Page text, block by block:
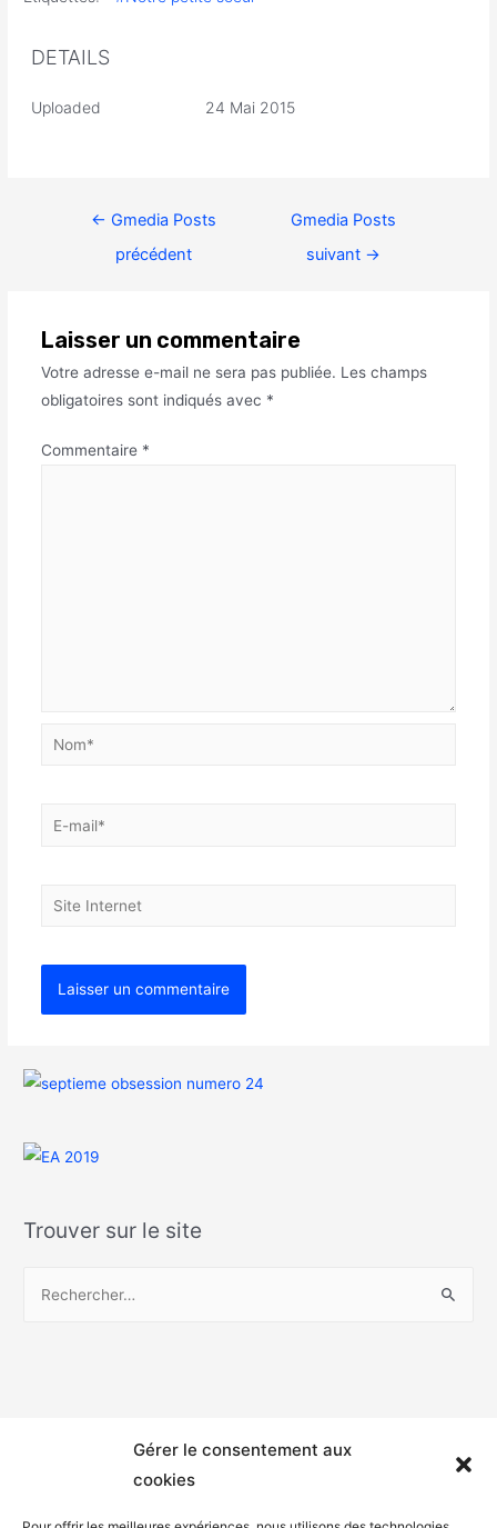
Gérer le consentement aux
cookies
DETAILS
Uploaded 24 Mai 2015
← Gmedia Posts
précédent
Gmedia Posts
suivant →
Laisser un commentaire
Votre adresse e-mail ne sera pas publiée. Les champs
obligatoires sont indiqués avec *
Commentaire *
Trouver sur le site